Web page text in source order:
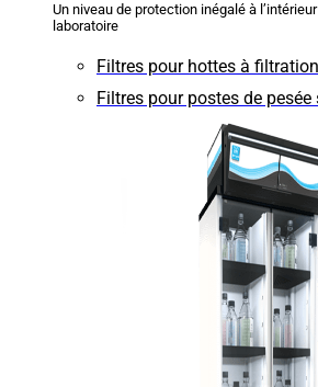
Un niveau de protection inégalé à
laboratoire
Filtres pour hottes à filtration
Filtres pour postes de pesée